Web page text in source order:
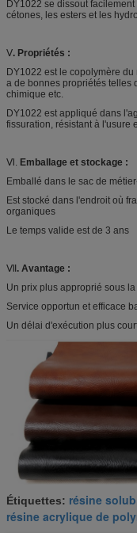
DY1022 se dissout
cétones, les esters et les
Ⅴ. Propriétés :
DY1022 est le copolymère
a de bonnes propriétés telles
chimique etc.
DY1022 est appliqué dans
fissuration, résistant à l'usure
Ⅵ. Emballage et stockage :
Emballé dans le sac de
Est stocké dans l'endroit où
organiques
Le temps valide est de 3 ans
Ⅶ. Avantage :
Un prix plus approprié sous
Service opportun et efficace
Un délai d'exécution plus
Étiquettes: résine
résine acrylique de